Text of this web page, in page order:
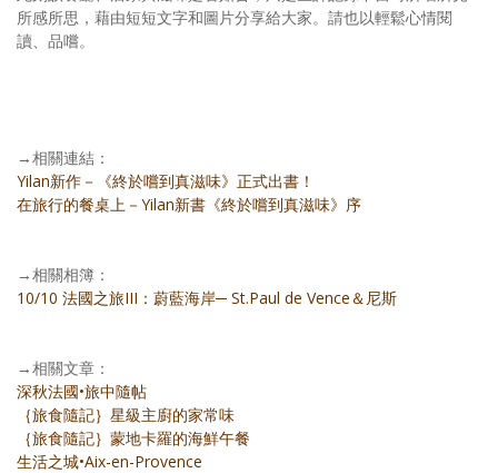
所感所思，藉由短短文字和圖片分享給大家。請也以輕鬆心情閱
讀、品嚐。
→相關連結：
Yilan新作－《終於嚐到真滋味》正式出書！
在旅行的餐桌上－Yilan新書《終於嚐到真滋味》序
→相關相簿：
10/10 法國之旅III：蔚藍海岸─ St.Paul de Vence＆尼斯
→相關文章：
深秋法國•旅中隨帖
｛旅食隨記｝星級主廚的家常味
｛旅食隨記｝蒙地卡羅的海鮮午餐
生活之城•Aix-en-Provence